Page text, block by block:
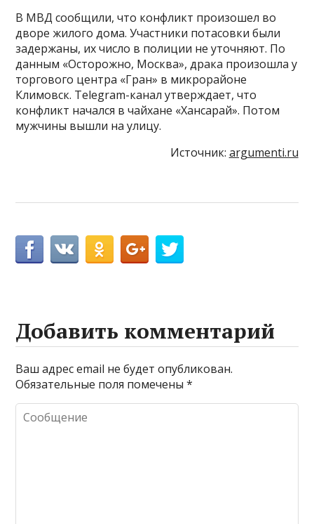
В МВД сообщили, что конфликт произошел во
дворе жилого дома. Участники потасовки были
задержаны, их число в полиции не уточняют. По
данным «Осторожно, Москва», драка произошла у
торгового центра «Гран» в микрорайоне
Климовск. Telegram-канал утверждает, что
конфликт начался в чайхане «Хансарай». Потом
мужчины вышли на улицу.
Источник: argumenti.ru
Добавить комментарий
Ваш адрес email не будет опубликован.
Обязательные поля помечены*